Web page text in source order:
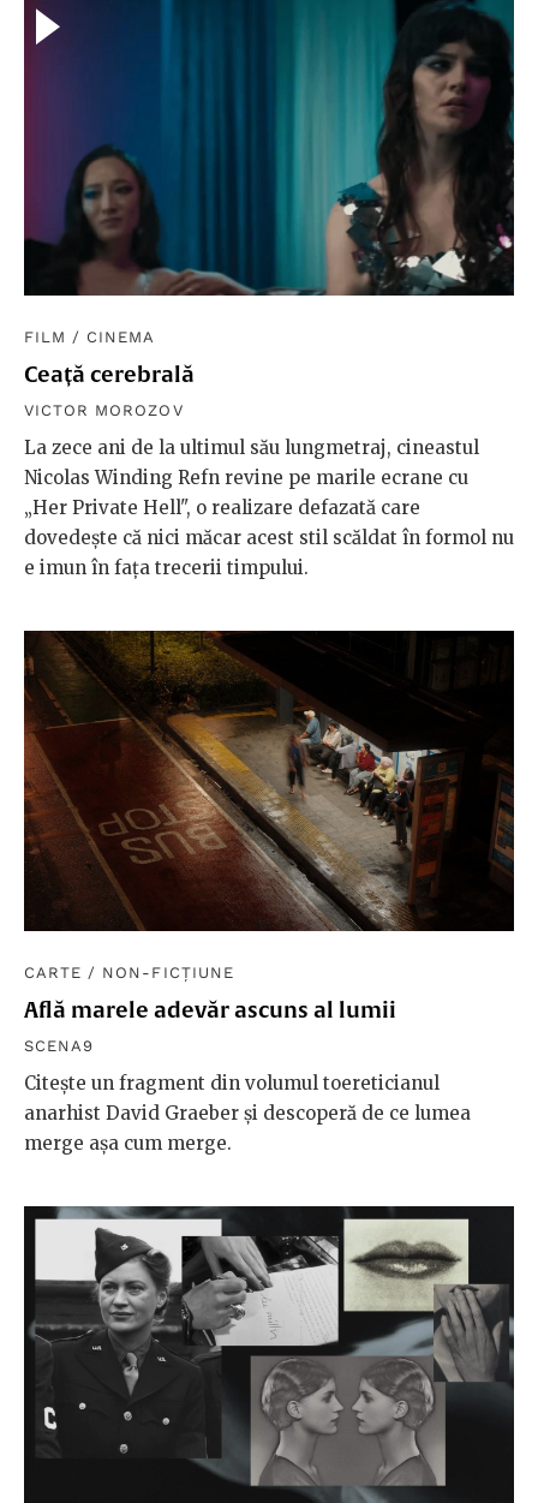
FILM / CINEMA
Ceață cerebrală
VICTOR MOROZOV
La zece ani de la ultimul său lungmetraj, cineastul
Nicolas Winding Refn revine pe marile ecrane cu
„Her Private Hell", o realizare defazată care
dovedește că nici măcar acest stil scăldat în formol nu
e imun în fața trecerii timpului.
CARTE / NON-FICȚIUNE
Află marele adevăr ascuns al lumii
SCENA9
Citește un fragment din volumul toereticianul
anarhist David Graeber și descoperă de ce lumea
merge așa cum merge.